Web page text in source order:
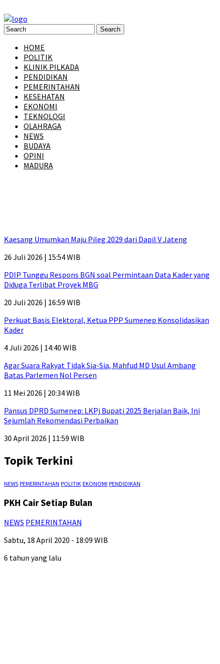
HOME
POLITIK
KLINIK PILKADA
PENDIDIKAN
PEMERINTAHAN
KESEHATAN
EKONOMI
TEKNOLOGI
OLAHRAGA
NEWS
BUDAYA
OPINI
MADURA
Kaesang Umumkan Maju Pileg 2029 dari Dapil V Jateng
26 Juli 2026 | 15:54 WIB
PDIP Tunggu Respons BGN soal Permintaan Data Kader yang
Diduga Terlibat Proyek MBG
20 Juli 2026 | 16:59 WIB
Perkuat Basis Elektoral, Ketua PPP Sumenep Konsolidasikan
Kader
4 Juli 2026 | 14:40 WIB
Agar Suara Rakyat Tidak Sia-Sia, Mahfud MD Usul Ambang
Batas Parlemen Nol Persen
11 Mei 2026 | 20:34 WIB
Pansus DPRD Sumenep: LKPj Bupati 2025 Berjalan Baik, Ini
Sejumlah Rekomendasi Perbaikan
30 April 2026 | 11:59 WIB
Topik Terkini
NEWS PEMERINTAHAN POLITIK EKONOMI PENDIDIKAN
PKH Cair Setiap Bulan
NEWS PEMERINTAHAN
Sabtu, 18 April 2020 - 18:09 WIB
6 tahun yang lalu